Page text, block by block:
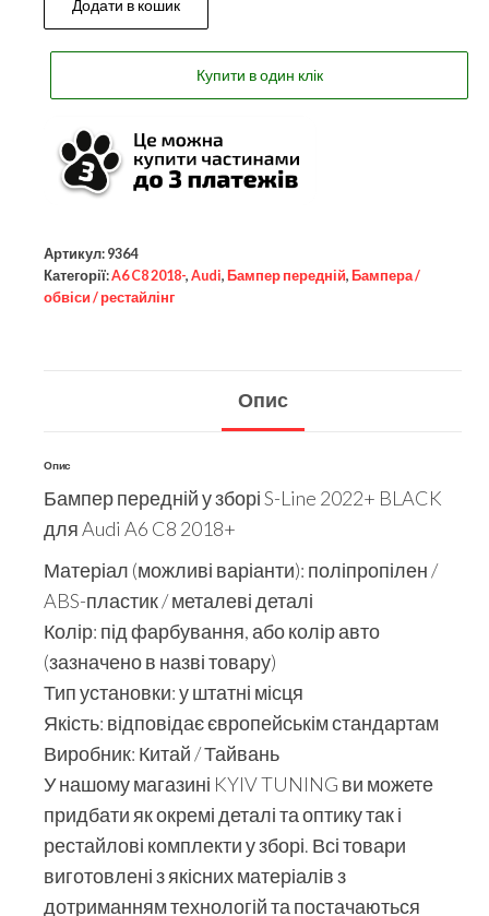
Додати в кошик
Купити в один клік
Артикул: 9364
Категорії:A6 C8 2018-, Audi, Бампер передній, Бампера /
обвіси / рестайлінг
Опис
Опис
Бампер передній у зборі S-Line 2022+ BLACK
для Audi A6 C8 2018+
Матеріал (можливі варіанти): поліпропілен /
ABS-пластик / металеві деталі
Колір: під фарбування, або колір авто
(зазначено в назві товару)
Тип установки: у штатні місця
Якість: відповідає європейськім стандартам
Виробник: Китай / Тайвань
У нашому магазині KYIV TUNING ви можете
придбати як окремі деталі та оптику так і
рестайлові комплекти у зборі. Всі товари
виготовлені з якісних матеріалів з
дотриманням технологій та постачаються